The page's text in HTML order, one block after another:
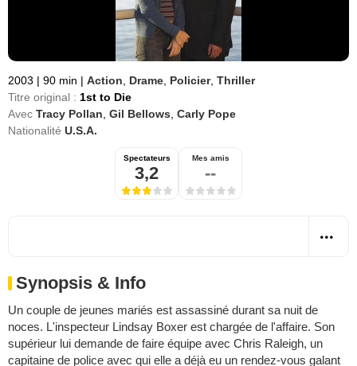
2003 | 90 min | Action Drame Policier, Thriller
Titre original : 1st to Die
Avec Tracy Pollan Gil Bellows Carly Pope
Nationalité U.S.A.
Spectateurs
3,2
Mes amis
--
Synopsis & Info
Un couple de jeunes mariés est assassiné durant sa nuit de
noces. L'inspecteur Lindsay Boxer est chargée de l'affaire. Son
supérieur lui demande de faire équipe avec Chris Raleigh, un
capitaine de police avec qui elle a déjà eu un rendez-vous galant